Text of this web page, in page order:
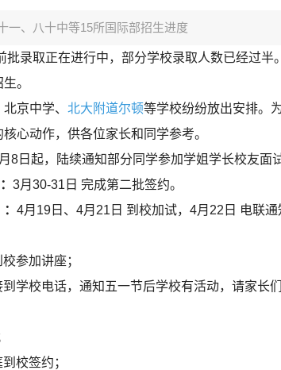
一、八十中等15所国际部招生进度
批录取正在进行中，部分学校录取人数已经过半
。
京中学、 北大附道尔顿等学校纷纷放出安排。
心动作，供各位家长和同学参考。
8日起，陆续通知部分同学参加学姐学长校友面试
3月30-31日 完成第二批签约。
4月19日、4月21日 到校加试，4月22日 电联通
参加讲座；
学校电话，通知五一节后学校有活动，请家长
校签约；